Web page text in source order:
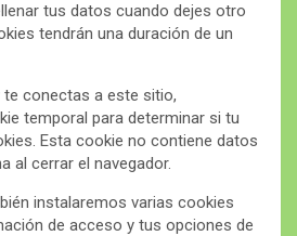
tus datos cuando dejes otro
tendrán una duración de un
te conectas a este sitio,
temporal para determinar si tu
Esta cookie no contiene datos
al cerrar el navegador.
instalaremos varias cookies
de acceso y tus opciones de